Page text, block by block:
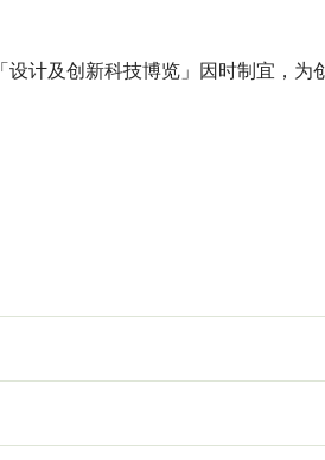
计及创新科技博览」因时制宜，为